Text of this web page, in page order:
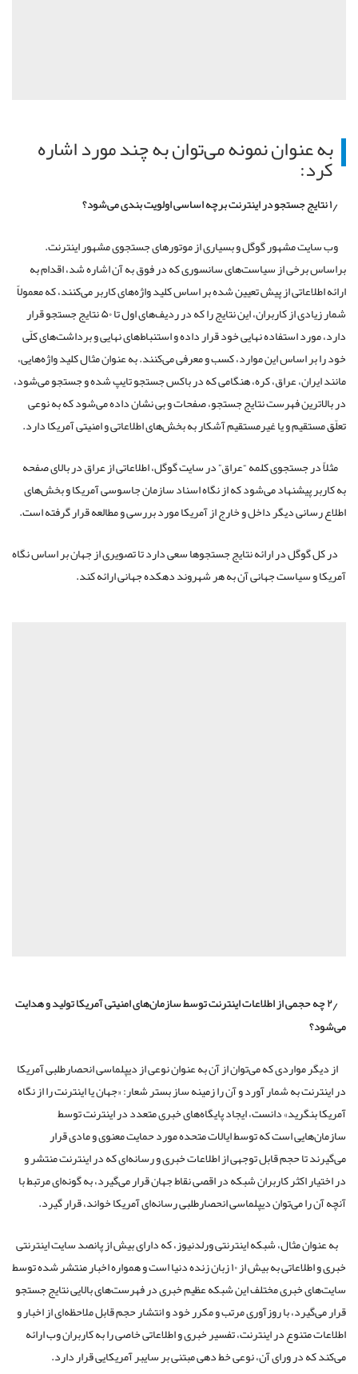
به عنوان نمونه می‌توان به چند مورد اشاره
کرد:
۱٫ نتایج جستجو در اینترنت برچه اساسی اولویت بندی می‌شود؟
وب سایت مشهور گوگل و بسیاری از موتورهای جستجوی مشهور اینترنت.
براساس برخی از سیاست‌های سانسوری که در فوق به آن اشاره شد، اقدام به
ارائه اطلاعاتی از پیش تعیین شده بر اساس کلید واژه‌های کاربر می‌کنند، که معمولاً
شمار زیادی از کاربران، این نتایج را که در ردیف‌های اول تا ۵۰ نتایج جستجو قرار
دارد، مورد استفاده نهایی خود قرار داده و استنباط‌های نهایی و برداشت‌های کلّی
خود را بر اساس این موارد، کسب و معرفی می‌کنند. به عنوان مثال کلید واژه‌هایی،
مانند ایران، عراق، کره، هنگامی که در باکس جستجو تایپ شده و جستجو می‌شود،
در بالاترین فهرست نتایج جستجو، صفحات و بی نشان داده می‌شود که به نوعی
تعلّق مستقیم و یا غیرمستقیم آشکار به بخش‌های اطلاعاتی و امنیتی آمریکا دارد.
مثلاً در جستجوی کلمه “عراق” در سایت گوگل، اطلاعاتی از عراق در بالای صفحه
به کاربر پیشنهاد می‌شود که از نگاه اسناد سازمان جاسوسی آمریکا و بخش‌های
اطلاع رسانی دیگر داخل و خارج از آمریکا مورد بررسی و مطالعه قرار گرفته است.
در کل گوگل در ارائه نتایج جستجوها سعی دارد تا تصویری از جهان بر اساس نگاه
آمریکا و سیاست جهانی آن به هر شهروند دهکده جهانی ارائه کند.
۲٫ چه حجمی از اطلاعات اینترنت توسط سازمان‌های امنیتی آمریکا تولید و هدایت
می‌شود؟
از دیگر مواردی که می‌توان از آن به عنوان نوعی از دیپلماسی انحصارطلبی آمریکا
در اینترنت به شمار آورد و آن را زمینه ساز بستر شعار: «جهان یا اینترنت را از نگاه
آمریکا بنگرید» دانست، ایجاد پایگاه‌های خبری متعدد در اینترنت توسط
سازمان‌هایی است که توسط ایالات متحده مورد حمایت معنوی و مادی قرار
می‌گیرند تا حجم قابل توجهی از اطلاعات خبری و رسانه‌ای که در اینترنت منتشر و
در اختیار اکثر کاربران شبکه در اقصی نقاط جهان قرار می‌گیرد، به گونه‌ای مرتبط با
آنچه آن را می‌توان دیپلماسی انحصارطلبی رسانه‌ای آمریکا خواند، قرار گیرد.
به عنوان مثال، شبکه اینترنتی ورلدنیوز، که دارای بیش از پانصد سایت اینترنتی
خبری و اطلاعاتی به بیش از ۱۰ زبان زنده دنیا است و همواره اخبار منتشر شده توسط
سایت‌های خبری مختلف این شبکه عظیم خبری در فهرست‌های بالایی نتایج جستجو
قرار می‌گیرد، با روزآوری مرتب و مکرر خود و انتشار حجم قابل ملاحظه‌ای از اخبار و
اطلاعات متنوع در اینترنت، تفسیر خبری و اطلاعاتی خاصی را به کاربران وب ارائه
می‌کند که در ورای آن، نوعی خط دهی مبتنی بر سایبر آمریکایی قرار دارد.